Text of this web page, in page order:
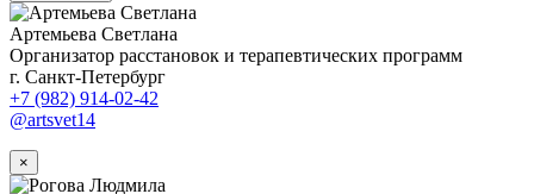
Alternative:
Артемьева Светлана
Организатор расстановок и терапевтических программ
г. Санкт-Петербург
+7 (982) 914-02-42
@artsvet14
×